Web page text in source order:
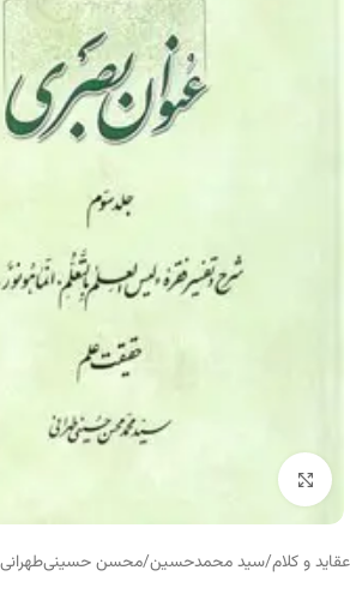
برای بزرگنمایی کلیک کنید
عقاید و کلام/سید محمدحسین/محسن حسینی‌طهرانی